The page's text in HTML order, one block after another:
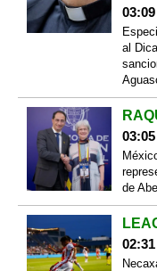
03:09
al
03:05
de
02:31